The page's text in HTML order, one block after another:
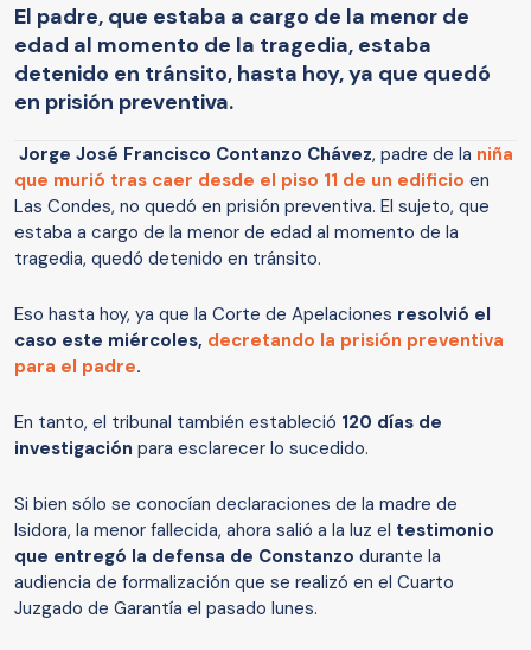
El padre, que estaba a cargo de la menor de
edad al momento de la tragedia, estaba
detenido en tránsito, hasta hoy, ya que quedó
en prisión preventiva.
Jorge José Francisco Contanzo Chávez, padre de la niña
que murió tras caer desde el piso 11 de un edificio en
Las Condes, no quedó en prisión preventiva. El sujeto, que
estaba a cargo de la menor de edad al momento de la
tragedia, quedó detenido en tránsito.
Eso hasta hoy, ya que la Corte de Apelaciones resolvió el
caso este miércoles, decretando la prisión preventiva
para el padre.
En tanto, el tribunal también estableció 120 días de
investigación para esclarecer lo sucedido.
Si bien sólo se conocían declaraciones de la madre de
Isidora, la menor fallecida, ahora salió a la luz el testimonio
que entregó la defensa de Constanzo durante la
audiencia de formalización que se realizó en el Cuarto
Juzgado de Garantía el pasado lunes.